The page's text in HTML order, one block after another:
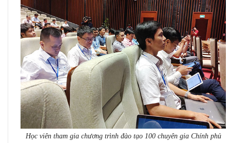
Học viên tham gia chương trình đào tạo 100 chuyên gia Chính phủ